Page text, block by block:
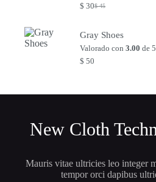
$45
El
era:
$ 45.
$ 30El
es:
$ 30.
Gray Shoes
Valorado con 3.00 de 5
$ 50
New Cloth
Mauris vitae ultricies leo integer
tempor orci dapibus